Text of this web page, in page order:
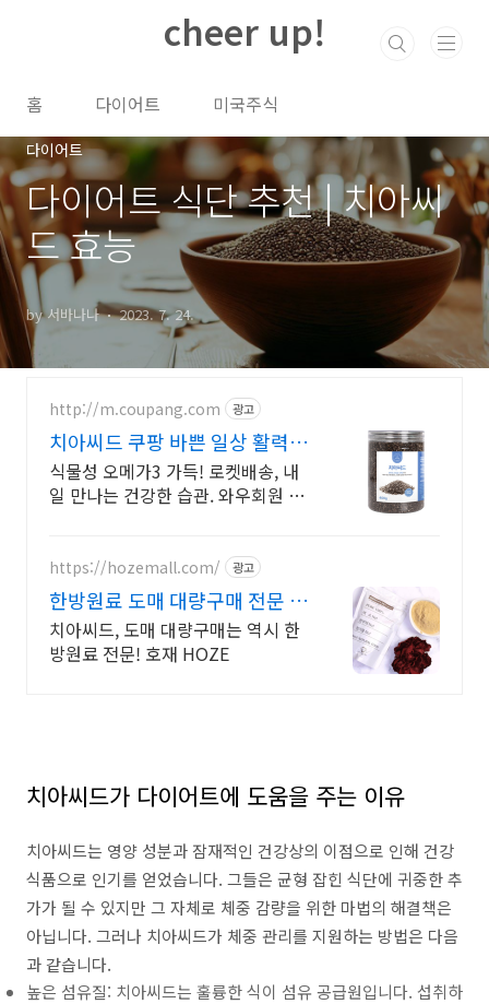
cheer up!
홈 다이어트 미국주식
다이어트
다이어트 식단 추천 | 치아씨
드 효능
by 서바나나 2023. 7. 24.
http://m.coupang.com 광고
치아씨드 쿠팡 바쁜 일상 활력충
전
식물성 오메가3 가득! 로켓배송, 내
일 만나는 건강한 습관. 와우회원 무
https://hozemall.com/ 광고
한방원료 도매 대량구매 전문 대
량으로만 구매 가능
치아씨드, 도매 대량구매는 역시 한
방원료 전문! 호재 HOZE
치아씨드가 다이어트에 도움을 주는 이유
치아씨드는 영양 성분과 잠재적인 건강상의 이점으로 인해 건강
식품으로 인기를 얻었습니다. 그들은 균형 잡힌 식단에 귀중한 추
가가 될 수 있지만 그 자체로 체중 감량을 위한 마법의 해결책은
아닙니다. 그러나 치아씨드가 체중 관리를 지원하는 방법은 다음
과 같습니다.
높은 섬유질: 치아씨드는 훌륭한 식이 섬유 공급원입니다. 섭취하